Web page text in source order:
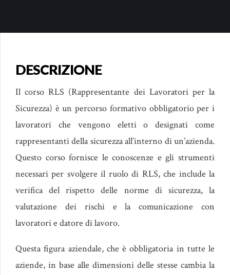
DESCRIZIONE
Il corso RLS (Rappresentante dei Lavoratori per la
Sicurezza) è un percorso formativo obbligatorio per i
lavoratori che vengono eletti o designati come
rappresentanti della sicurezza all’interno di un’azienda.
Questo corso fornisce le conoscenze e gli strumenti
necessari per svolgere il ruolo di RLS, che include la
verifica del rispetto delle norme di sicurezza, la
valutazione dei rischi e la comunicazione con
lavoratori e datore di lavoro.
Questa figura aziendale, che è obbligatoria in tutte le
aziende, in base alle dimensioni delle stesse cambia la